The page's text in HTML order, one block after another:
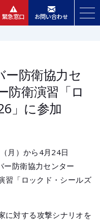
緊急窓口 お問い合わせ
リリース
防衛協力セ
防衛演習「ロ
」に参加
月）から4月24日
ー防衛協力センター
習「ロックド・シールズ
に対する攻撃シナリオを